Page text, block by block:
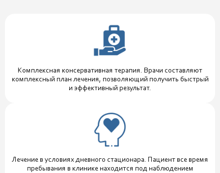
Комплексная консервативная терапия. Врачи составляют
комплексный план лечения, позволяющий получить быстрый
и эффективный результат.
Лечение в условиях дневного стационара. Пациент все время
пребывания в клинике находится под наблюдением